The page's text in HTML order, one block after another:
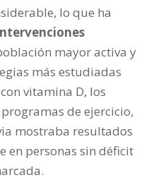
lo que ha
mayor activa y
más estudiadas
vitamina D, los
de ejercicio,
mostraba resultados
en personas sin déficit